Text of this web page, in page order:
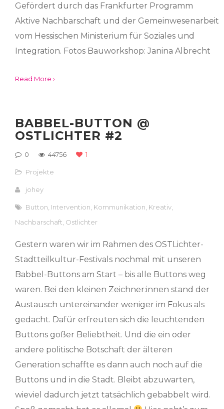
Gefördert durch das Frankfurter Programm
Aktive Nachbarschaft und der Gemeinwesenarbeit
vom Hessischen Ministerium für Soziales und
Integration. Fotos Bauworkshop: Janina Albrecht
Read More ›
BABBEL-BUTTON @
OSTLICHTER #2
0 44756 1
Projekte
johey
Button Intervention Kommunikation Kreativ
Nachbarschaft Ostlichter
Gestern waren wir im Rahmen des OSTLichter-
Stadtteilkultur-Festivals nochmal mit unseren
Babbel-Buttons am Start – bis alle Buttons weg
waren. Bei den kleinen Zeichner:innen stand der
Austausch untereinander weniger im Fokus als
gedacht. Dafür erfreuten sich die leuchtenden
Buttons goßer Beliebtheit. Und die ein oder
andere politische Botschaft der älteren
Generation schaffte es dann auch noch auf die
Buttons und in die Stadt. Bleibt abzuwarten,
wieviel dadurch jetzt tatsächlich gebabbelt wird.